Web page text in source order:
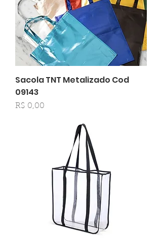
Sacola TNT Metalizado Cod
09143
Preço
R$ 0,00